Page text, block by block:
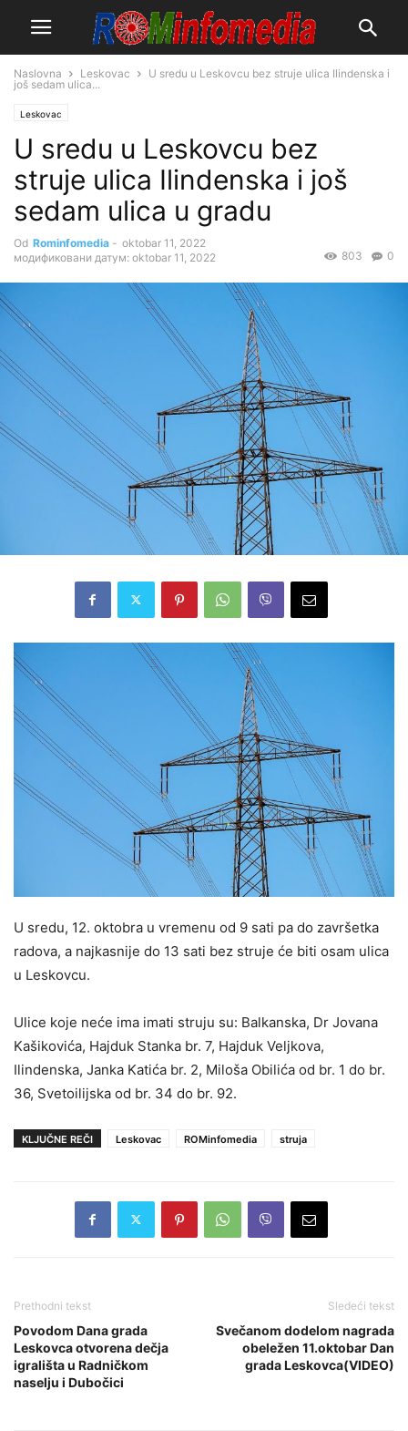
Naslovna Leskovac
U sredu u Leskovcu bez struje ulica Ilindenska i
još sedam ulica...
Leskovac
U sredu u Leskovcu bez
struje ulica Ilindenska i još
sedam ulica u gradu
Od Rominfomedia - oktobar 11, 2022
модификовани датум: oktobar 11, 2022
0
803
U sredu, 12. oktobra u vremenu od 9 sati pa do završetka
radova, a najkasnije do 13 sati bez struje će biti osam ulica
u Leskovcu.
Ulice koje neće ima imati struju su: Balkanska, Dr Jovana
Kašikovića, Hajduk Stanka br. 7, Hajduk Veljkova,
Ilindenska, Janka Katića br. 2, Miloša Obilića od br. 1 do br.
36, Svetoilijska od br. 34 do br. 92.
KLJUČNE REČI Leskovac ROMinfomedia struja
Prethodni tekst
Povodom Dana grada
Leskovca otvorena dečja
igrališta u Radničkom
naselju i Dubočici
Sledeći tekst
Svečanom dodelom nagrada
obeležen 11.oktobar Dan
grada Leskovca(VIDEO)